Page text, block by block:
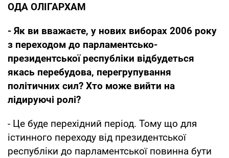
ОДА ОЛІГАРХАМ
- Як ви вважаєте, у нових виборах 2006 року
з переходом до парламентсько-
президентської республіки відбудеться
якась перебудова, перегрупування
політичних сил? Хто може вийти на
лідируючі ролі?
- Це буде перехідний період. Тому що для
істинного переходу від президентської
республіки до парламентської повинна бути